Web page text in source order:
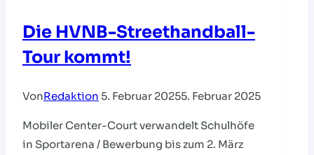
Die HVNB-Streethandball-
Tour kommt!
VonRedaktion 5. Februar 20255. Februar 2025
Mobiler Center-Court verwandelt Schulhöfe
in Sportarena / Bewerbung bis zum 2. März